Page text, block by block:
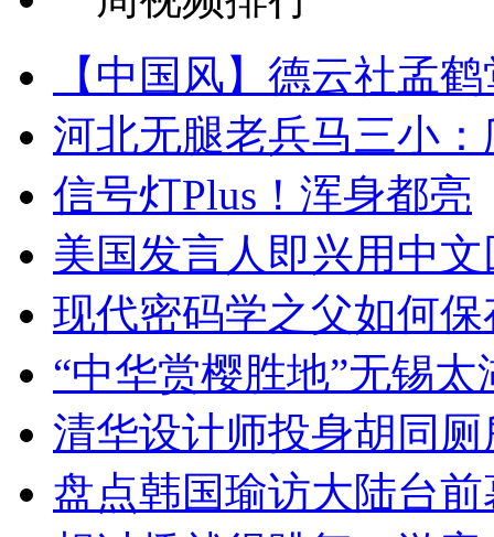
【中国风】德云社孟
河北无腿老兵马三小
信号灯Plus！浑身都亮
美国发言人即兴用中
现代密码学之父如何
“中华赏樱胜地”无锡
清华设计师投身胡同
盘点韩国瑜访大陆台